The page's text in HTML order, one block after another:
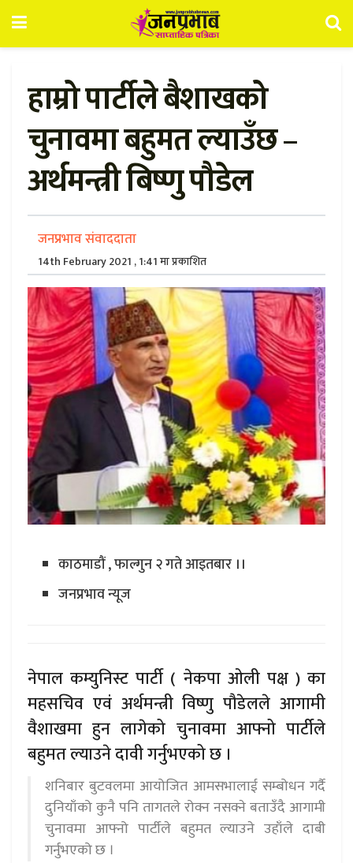
हाम्रो पार्टीले बैशाखको
चुनावमा बहुमत ल्याउँछ –
अर्थमन्त्री बिष्णु पौडेल
जनप्रभाव संवाददाता
14th February 2021 , 1:41 मा प्रकाशित
काठमाडौं , फाल्गुन २ गते आइतबार ।।
जनप्रभाव न्यूज
नेपाल कम्युनिस्ट पार्टी ( नेकपा ओली पक्ष ) का
महसचिव एवं अर्थमन्त्री विष्णु पौडेलले आगामी
वैशाखमा हुन लागेको चुनावमा आफ्नो पार्टीले
बहुमत ल्याउने दावी गर्नुभएको छ ।
शनिबार बुटवलमा आयोजित आमसभालाई सम्बोधन गर्दै
दुनियाँको कुनै पनि तागतले रोक्न नसक्ने बताउँदै आगामी
चुनावमा आफ्नो पार्टीले बहुमत ल्याउने उहाँले दाबी
गर्नुभएको छ ।